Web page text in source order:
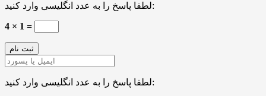
لطفا پاسخ را به عدد انگلیسی وارد کنید:
4 × 1 =
لطفا پاسخ را به عدد انگلیسی وارد کنید: